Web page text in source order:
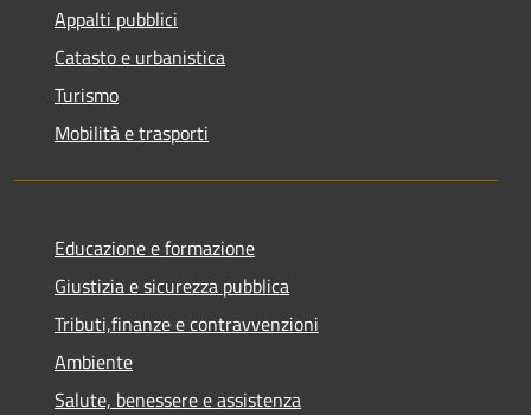
Appalti pubblici
Catasto e urbanistica
Turismo
Mobilità e trasporti
Educazione e formazione
Giustizia e sicurezza pubblica
Tributi,finanze e contravvenzioni
Ambiente
Salute, benessere e assistenza